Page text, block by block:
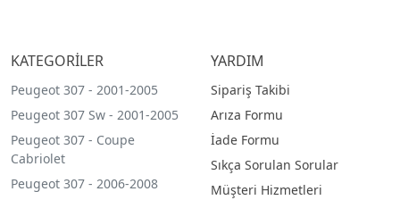
KATEGORİLER
Peugeot 307 - 2001-2005
Peugeot 307 Sw - 2001-2005
Peugeot 307 - Coupe
Cabriolet
Peugeot 307 - 2006-2008
YARDIM
Sipariş Takibi
Arıza Formu
İade Formu
Sıkça Sorulan Sorular
Müşteri Hizmetleri